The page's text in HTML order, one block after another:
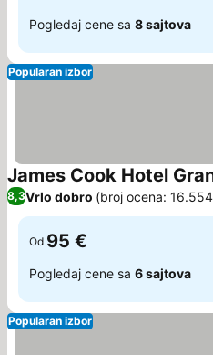
Pogledaj cene sa 8 sajtova
Popularan izbor
James Cook Hotel
8,3Vrlo dobro (broj ocena:
Od 95 €
Pogledaj cene sa 6 sajtova
Popularan izbor